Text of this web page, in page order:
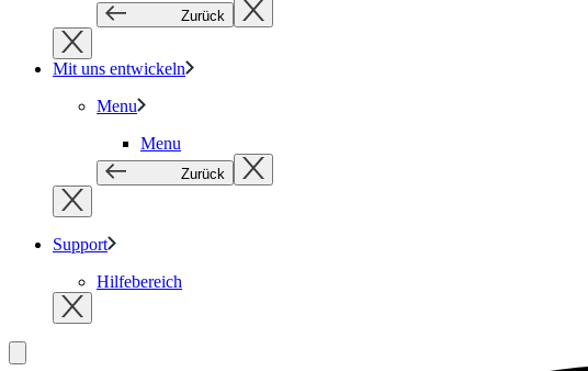
Zurück
Mit uns entwickeln
Menu
Menu
Zurück
Support
Hilfebereich